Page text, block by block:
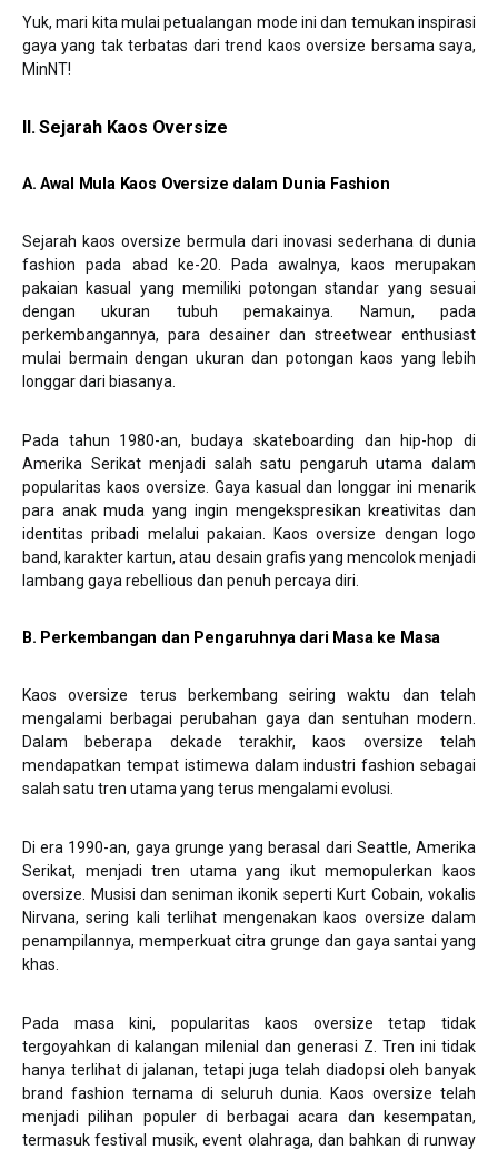
Yuk, mari kita mulai petualangan mode ini dan temukan inspirasi
gaya yang tak terbatas dari trend kaos oversize bersama saya,
MinNT!
II. Sejarah Kaos Oversize
A. Awal Mula Kaos Oversize dalam Dunia Fashion
Sejarah kaos oversize bermula dari inovasi sederhana di dunia
fashion pada abad ke-20. Pada awalnya, kaos merupakan
pakaian kasual yang memiliki potongan standar yang sesuai
dengan ukuran tubuh pemakainya. Namun, pada
perkembangannya, para desainer dan streetwear enthusiast
mulai bermain dengan ukuran dan potongan kaos yang lebih
longgar dari biasanya.
Pada tahun 1980-an, budaya skateboarding dan hip-hop di
Amerika Serikat menjadi salah satu pengaruh utama dalam
popularitas kaos oversize. Gaya kasual dan longgar ini menarik
para anak muda yang ingin mengekspresikan kreativitas dan
identitas pribadi melalui pakaian. Kaos oversize dengan logo
band, karakter kartun, atau desain grafis yang mencolok menjadi
lambang gaya rebellious dan penuh percaya diri.
B. Perkembangan dan Pengaruhnya dari Masa ke Masa
Kaos oversize terus berkembang seiring waktu dan telah
mengalami berbagai perubahan gaya dan sentuhan modern.
Dalam beberapa dekade terakhir, kaos oversize telah
mendapatkan tempat istimewa dalam industri fashion sebagai
salah satu tren utama yang terus mengalami evolusi.
Di era 1990-an, gaya grunge yang berasal dari Seattle, Amerika
Serikat, menjadi tren utama yang ikut memopulerkan kaos
oversize. Musisi dan seniman ikonik seperti Kurt Cobain, vokalis
Nirvana, sering kali terlihat mengenakan kaos oversize dalam
penampilannya, memperkuat citra grunge dan gaya santai yang
khas.
Pada masa kini, popularitas kaos oversize tetap tidak
tergoyahkan di kalangan milenial dan generasi Z. Tren ini tidak
hanya terlihat di jalanan, tetapi juga telah diadopsi oleh banyak
brand fashion ternama di seluruh dunia. Kaos oversize telah
menjadi pilihan populer di berbagai acara dan kesempatan,
termasuk festival musik, event olahraga, dan bahkan di runway